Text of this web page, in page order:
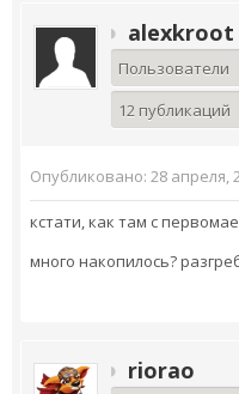
alexkroot
Пользователи
12 публикаций
Опубликовано: 28 апреля,
кстати, как там с
много накопилось?
riorao